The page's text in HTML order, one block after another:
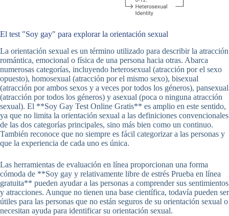
El test "Soy gay" para explorar la orientación sexual
La orientación sexual es un término utilizado para describir la atracción
romántica, emocional o física de una persona hacia otras. Abarca
numerosas categorías, incluyendo heterosexual (atracción por el sexo
opuesto), homosexual (atracción por el mismo sexo), bisexual
(atracción por ambos sexos y a veces por todos los géneros), pansexual
(atracción por todos los géneros) y asexual (poca o ninguna atracción
sexual). El **Soy Gay Test Online Gratis** es amplio en este sentido,
ya que no limita la orientación sexual a las definiciones convencionales
de las dos categorías principales, sino más bien como un continuo.
También reconoce que no siempre es fácil categorizar a las personas y
que la experiencia de cada uno es única.
Las herramientas de evaluación en línea proporcionan una forma
cómoda de **Soy gay y relativamente libre de estrés Prueba en línea
gratuita** pueden ayudar a las personas a comprender sus sentimientos
y atracciones. Aunque no tienen una base científica, todavía pueden ser
útiles para las personas que no están seguros de su orientación sexual o
necesitan ayuda para identificar su orientación sexual.